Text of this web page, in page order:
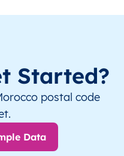
Started?
postal code
Data